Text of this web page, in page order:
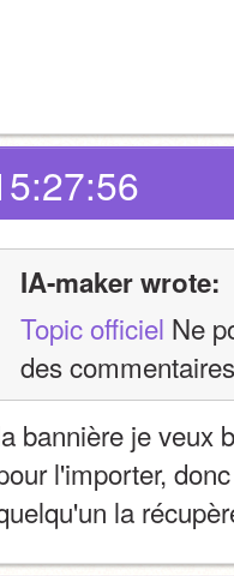
IA-maker wrote:
Topic officiel Ne
des
bannière je veux
l'importer,
la